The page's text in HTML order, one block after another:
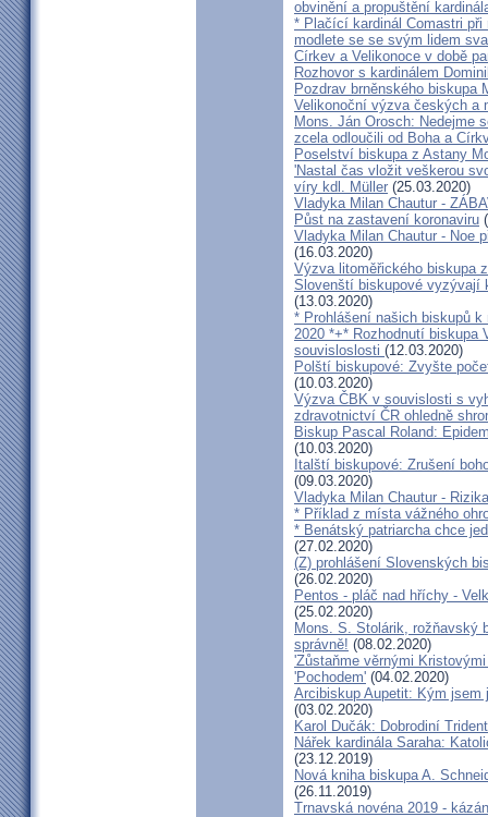
obvinění a propuštění
* Plačící kardinál Comastri
modlete se se svým lidem
Církev a Velikonoce v době
Rozhovor s kardinálem
Pozdrav brněnského biskupa
Velikonoční výzva českých a
Mons. Ján Orosch: Nedejme
zcela odloučili od Boha a
Poselství biskupa z Astany
'Nastal čas vložit veškerou
víry kdl. Müller (25.03.2020)
Vladyka Milan Chautur -
Půst na zastavení koronaviru
Vladyka Milan Chautur - Noe
(16.03.2020)
Výzva litoměřického biskupa
Slovenští biskupové vyzývají
(13.03.2020)
* Prohlášení našich biskupů
2020 *+* Rozhodnutí biskupa
souvisloslosti (12.03.2020)
Polští biskupové: Zvyšte
(10.03.2020)
Výzva ČBK v souvislosti s
zdravotnictví ČR ohledně
Biskup Pascal Roland:
(10.03.2020)
Italští biskupové: Zrušení
(09.03.2020)
Vladyka Milan Chautur -
* Příklad z místa vážného
* Benátský patriarcha chce
(27.02.2020)
(Z) prohlášení Slovenských
(26.02.2020)
Pentos - pláč nad hříchy -
(25.02.2020)
Mons. S. Stolárik, rožňavský
správně! (08.02.2020)
'Zůstaňme věrnými
'Pochodem' (04.02.2020)
Arcibiskup Aupetit: Kým jsem
(03.02.2020)
Karol Dučák: Dobrodiní
Nářek kardinála Saraha:
(23.12.2019)
Nová kniha biskupa A.
(26.11.2019)
Trnavská novéna 2019 -